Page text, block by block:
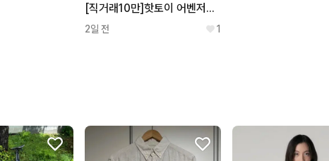
[직거래10만]핫토이 어벤저스 인피니티워 타노스
2일 전 1